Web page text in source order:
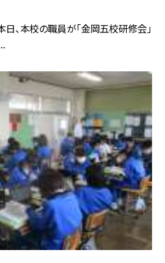
本日、本校の職員が「金岡五校研修会」